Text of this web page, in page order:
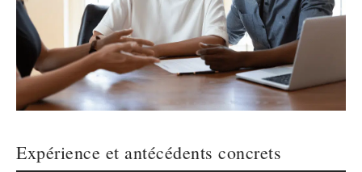
Expérience et antécédents concrets